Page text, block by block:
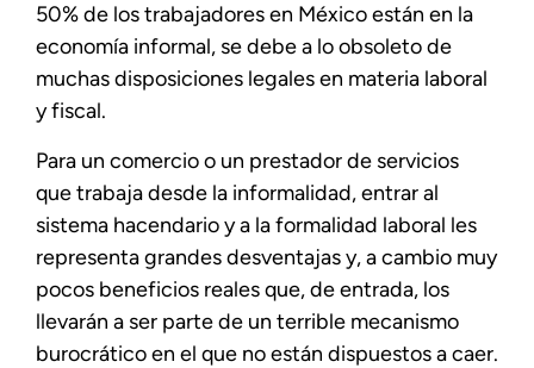
50% de los trabajadores en México están en la
economía informal, se debe a lo obsoleto de
muchas disposiciones legales en materia laboral
y fiscal.
Para un comercio o un prestador de servicios
que trabaja desde la informalidad, entrar al
sistema hacendario y a la formalidad laboral les
representa grandes desventajas y, a cambio muy
pocos beneficios reales que, de entrada, los
llevarán a ser parte de un terrible mecanismo
burocrático en el que no están dispuestos a caer.